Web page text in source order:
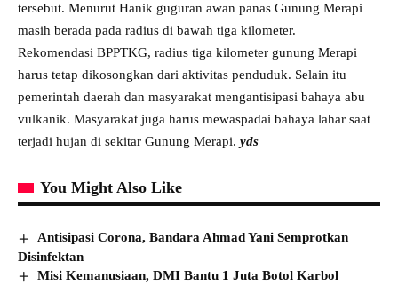
tersebut. Menurut Hanik guguran awan panas Gunung Merapi
masih berada pada radius di bawah tiga kilometer.
Rekomendasi BPPTKG, radius tiga kilometer gunung Merapi
harus tetap dikosongkan dari aktivitas penduduk. Selain itu
pemerintah daerah dan masyarakat mengantisipasi bahaya abu
vulkanik. Masyarakat juga harus mewaspadai bahaya lahar saat
terjadi hujan di sekitar Gunung Merapi. yds
You Might Also Like
Antisipasi Corona, Bandara Ahmad Yani Semprotkan
Disinfektan
Misi Kemanusiaan, DMI Bantu 1 Juta Botol Karbol